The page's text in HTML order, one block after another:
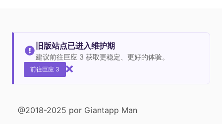
旧版站点已进入维护期
建议前往巨应 3 获取更稳定、更好的体验。
前往巨应 3
@2018-2025 por Giantapp Man